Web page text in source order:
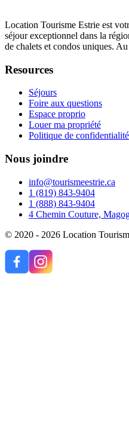
Location Tourisme Estrie est
séjour exceptionnel dans la
de chalets et condos uniques.
Resources
Séjours
Foire aux questions
Espace proprio
Louer ma propriété
Politique de confidentialité
Nous joindre
info@tourismeestrie.ca
1 (819) 843-9404
1 (888) 843-9404
4 Chemin Couture,
© 2020 - 2026 Location